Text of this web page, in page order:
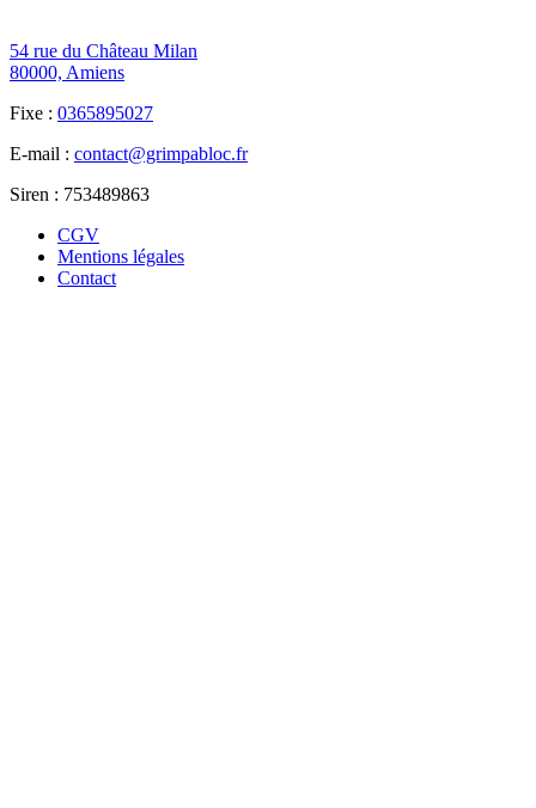
54 rue du Château Milan
80000, Amiens
Fixe : 0365895027
E-mail : contact@grimpabloc.fr
Siren : 753489863
CGV
Mentions légales
Contact